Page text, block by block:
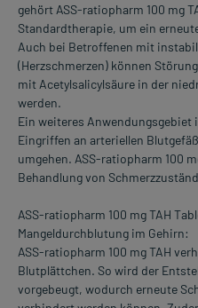
gehört ASS-ratiopharm 100 mg
Standardtherapie, um ein
Auch bei Betroffenen mit
(Herzschmerzen) können
mit Acetylsalicylsäure in der
werden.
Ein weiteres
Eingriffen an arteriellen
umgehen. ASS-ratiopharm 100
Behandlung von
ASS-ratiopharm 100 mg TAH
Mangeldurchblutung im Gehirn:
ASS-ratiopharm 100 mg TAH
Blutplättchen. So wird der
vorgebeugt, wodurch erneute